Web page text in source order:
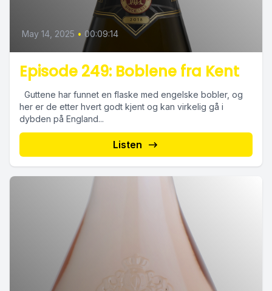
May 14, 2025 • 00:09:14
Episode 249: Boblene fra Kent
Guttene har funnet en flaske med engelske bobler, og
her er de etter hvert godt kjent og kan virkelig gå i
dybden på England...
Listen